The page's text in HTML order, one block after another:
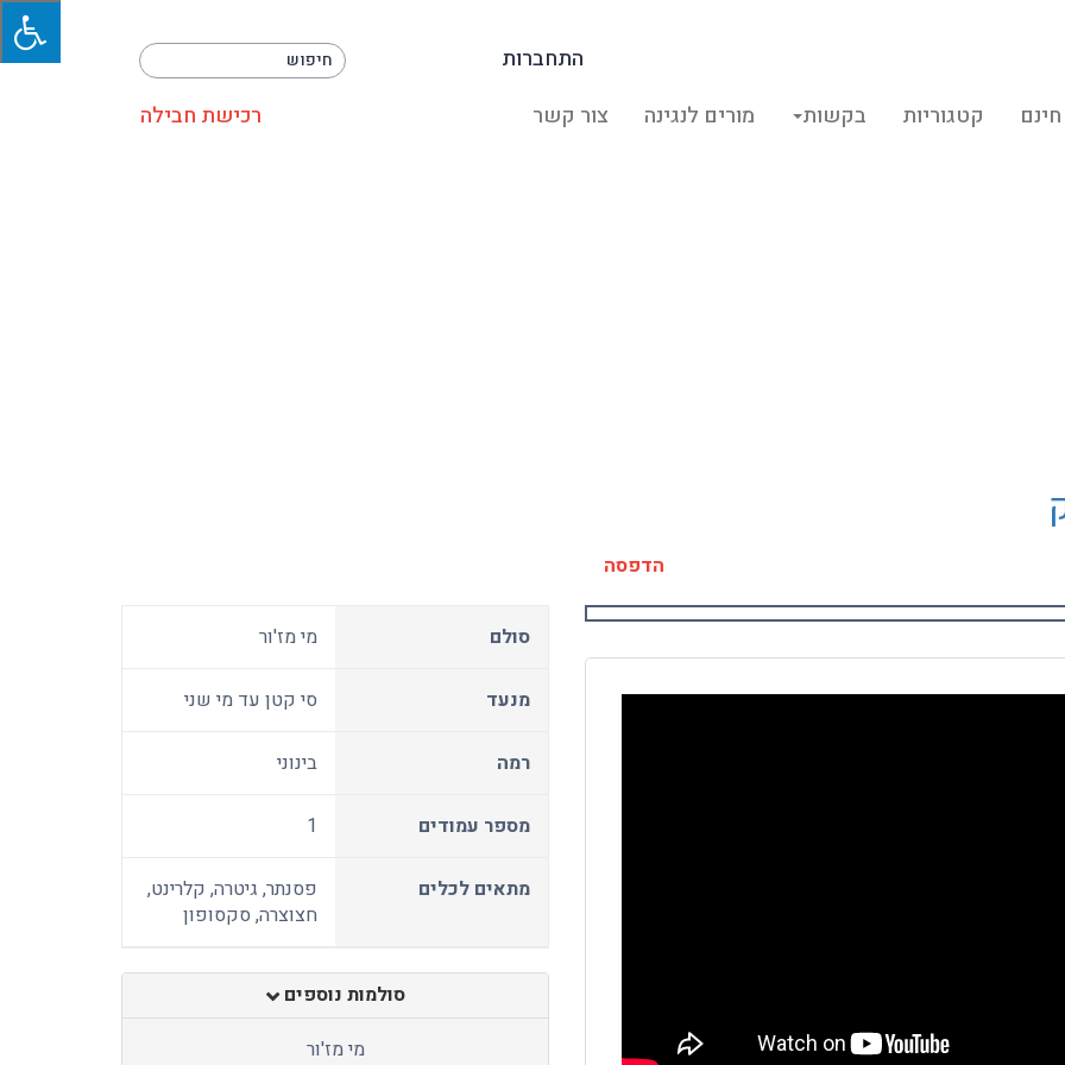
התחברות
חינם קטגוריות בקשות מורים לנגינה צור קשר רכישת חבילה
הדפסה
סולם מי מז'ור
מנעד סי קטן עד מי שני
רמה בינוני
מספר עמודים 1
מתאים לכלים
פסנתר, גיטרה, קלרינט,
חצוצרה, סקסופון
סולמות נוספים
מי מז'ור